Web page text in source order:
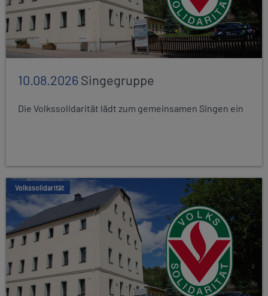
10.08.2026Singegruppe
Die Volkssolidarität lädt zum gemeinsamen Singen ein
Volkssolidarität